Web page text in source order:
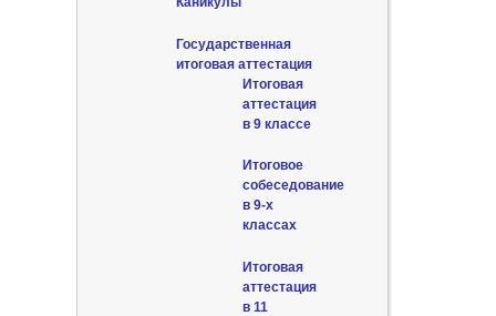
Государственная
итоговая аттестация
Итоговая
аттестация
в 9 классе
Итоговое
собеседование
в 9-х
классах
Итоговая
аттестация
в 11